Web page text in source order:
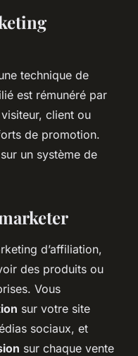
technique de
est rémunéré par
client ou
de promotion.
un système de
d’affiliation,
des produits ou
Vous
sur votre site
sociaux, et
sur chaque vente